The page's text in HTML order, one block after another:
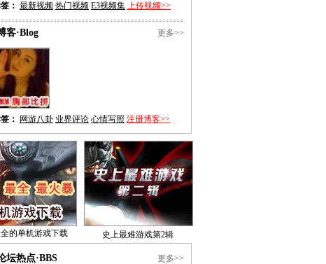
： 最新视频 热门视频 E3视频集 上传视频>>
更多>>
客·Blog
： 网游八卦 业界评论 心情写照 注册博客>>
的单机游戏下载 史上最难游戏第2辑
更多>>
坛热点·BBS